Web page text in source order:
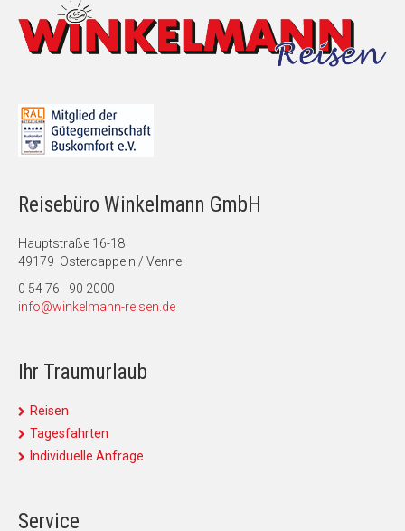
Reisebüro Winkelmann GmbH
Hauptstraße 16-18
49179 Ostercappeln / Venne
0 54 76 - 90 2000
info@winkelmann-reisen.de
Ihr Traumurlaub
Reisen
Tagesfahrten
Individuelle Anfrage
Service